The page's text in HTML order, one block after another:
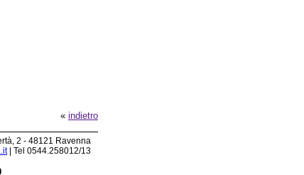
« indietro
2 - 48121 Ravenna
| Tel 0544.258012/13